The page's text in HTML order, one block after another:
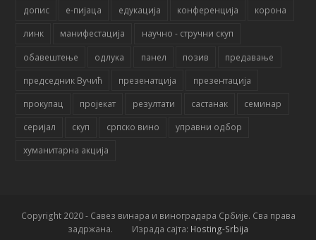
допис
е-пијаца едукација конференција
корона
линк
манифестација
научно - стручни скуп
обавештење
одлука панел позив
предавање
председник Вучић
презенатција
презентација
прокупац
пројекат резултати састанак
семинар
серијал
скуп српско вино
управни одбор
хуманитарна акција
Copyright 2020 - Савез винара и виноградара Србије. Сва права
задржана. Израда сајта: Hosting-Srbija